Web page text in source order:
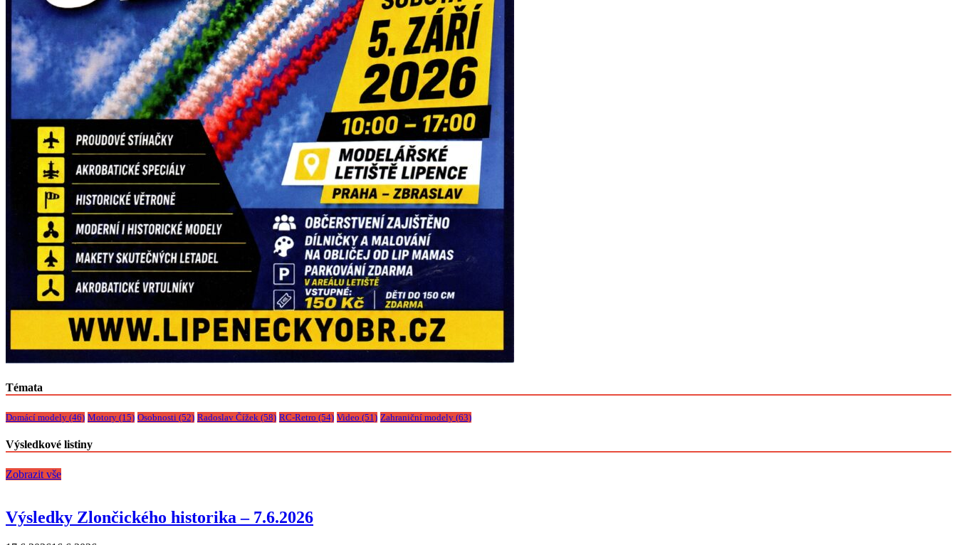
Témata
Domácí modely (46) Motory (15) Osobnosti (52) Radoslav Čížek (58) RC-Retro (54) Video (51) Zahraniční modely (63)
Výsledkové listiny
Zobrazit vše
Výsledky Zlončického historika – 7.6.2026